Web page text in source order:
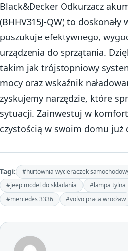
Black&Decker Odkurzacz
(BHHV315J-QW) to
poszukuje efektywnego,
urządzenia do sprzątania.
takim jak trójstopniowy
mocy oraz wskaźnik
zyskujemy narzędzie, które
sytuacji. Zainwestuj w
czystością w swoim domu już
Tagi:
#hurtownia wycieraczek
#jeep model do składania
#lampa tylna
#mercedes 3336
#volvo praca wrocław